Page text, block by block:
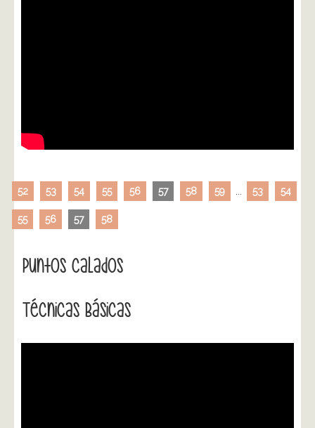
52 53 54 55 56 57 58 59 53 54
55 56 57 58
Puntos Calados
Técnicas Básicas